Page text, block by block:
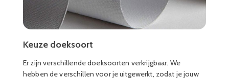
Keuze doeksoort
Er zijn verschillende doeksoorten verkrijgbaar. We
hebben de verschillen voor je uitgewerkt, zodat je jouw